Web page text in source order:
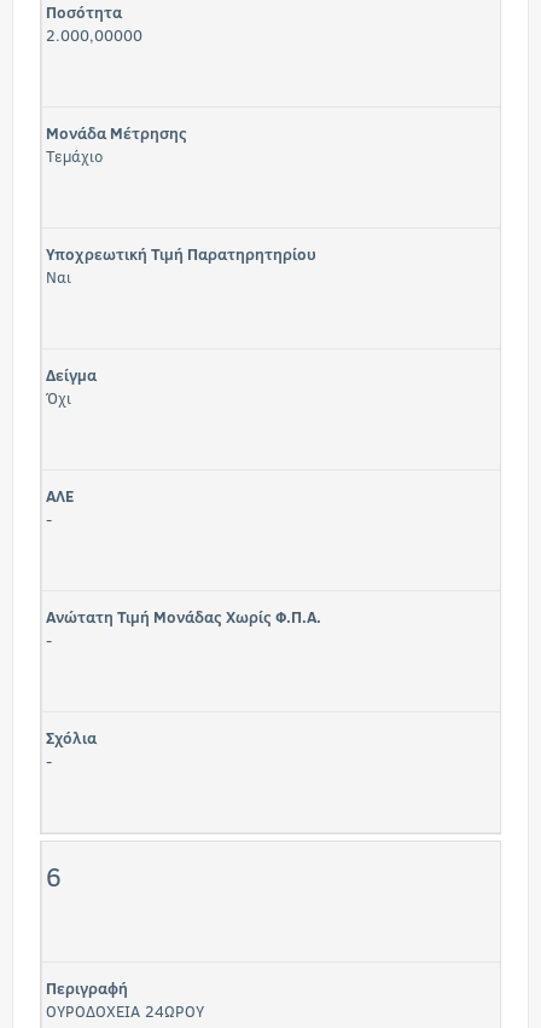
Ποσότητα
2.000,00000
Μονάδα Μέτρησης
Τεμάχιο
Υποχρεωτική Τιμή Παρατηρητηρίου
Ναι
Δείγμα
Όχι
ΑΛΕ
-
Ανώτατη Τιμή Μονάδας Χωρίς Φ.Π.Α.
-
Σχόλια
-
6
Περιγραφή
ΟΥΡΟΔΟΧΕΙΑ 24ΩΡΟΥ